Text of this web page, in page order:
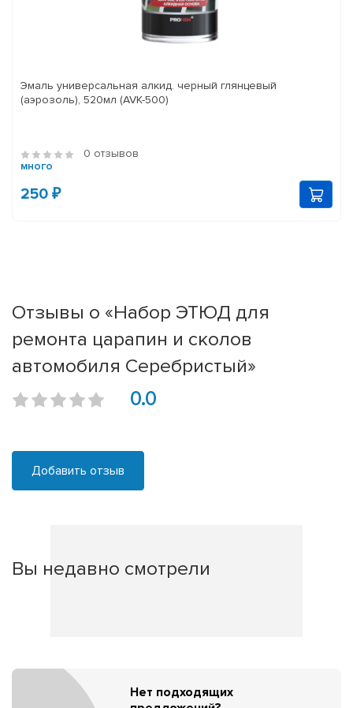
Эмаль универсальная алкид. черный глянцевый
(аэрозоль), 520мл (AVK-500)
0 отзывов
много
250 ₽
Отзывы о «Набор ЭТЮД для
ремонта царапин и сколов
автомобиля Серебристый»
0.0
Добавить отзыв
Вы недавно смотрели
Нет подходящих